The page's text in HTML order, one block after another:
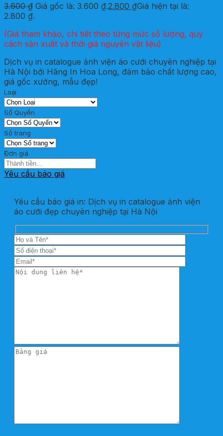
3.600₫ Giá gốc là: 3.600 ₫.2.800 ₫Giá hiện tại là:
2.800 ₫.
(Giá tham khảo, chi tiết theo từng mức số lượng, quy
cách sản xuất và thời giá nguyên vật liệu)
Dịch vụ in catalogue ảnh viện áo cưới chuyên nghiệp tại
Hà Nội bởi Hãng In Hoa Long, đảm bảo chất lượng cao,
giá gốc xưởng, mẫu đẹp!
Loại
Số Quyển
Số trang
Đơn giá
Yêu cầu báo giá
Yêu cầu báo giá in: Dịch vụ in catalogue ảnh viện
áo cưới đẹp chuyên nghiệp tại Hà Nội